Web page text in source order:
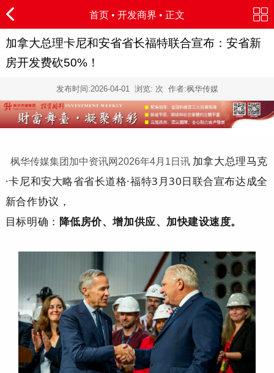
首页 • 开发商界 • 正文
加拿大总理卡尼和安省省长福特联合宣布：安省新
房开发费砍50%！
发布时间:2026-04-01 浏览: 次 作者:枫华传媒
枫华传媒集团加中资讯网2026年4月1日讯 加拿大总理马克
·卡尼和安大略省省长道格·福特3月30日联合宣布达成全
新合作协议，
目标明确： 降低房价、增加供应、加快建设速度。